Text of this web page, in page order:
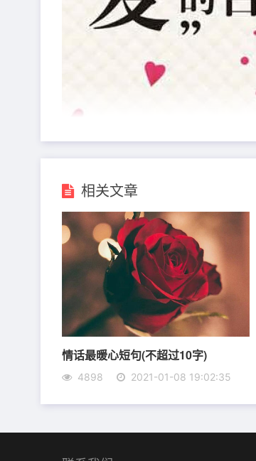
6、你像一股温暖的春风，激起了
7、有个人想我就好，像被月光拥抱
8、难道你真的没有感觉到，你对
9、你是我的，谁都抢不走，我就
10、让我们慢慢成为适合对方的人
相关文章
情话最暖心短句(不超过10字)
4898 2021-01-08 19:02:35